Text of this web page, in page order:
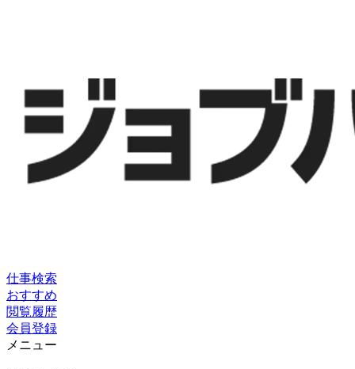
仕事検索
おすすめ
閲覧履歴
会員登録
メニュー